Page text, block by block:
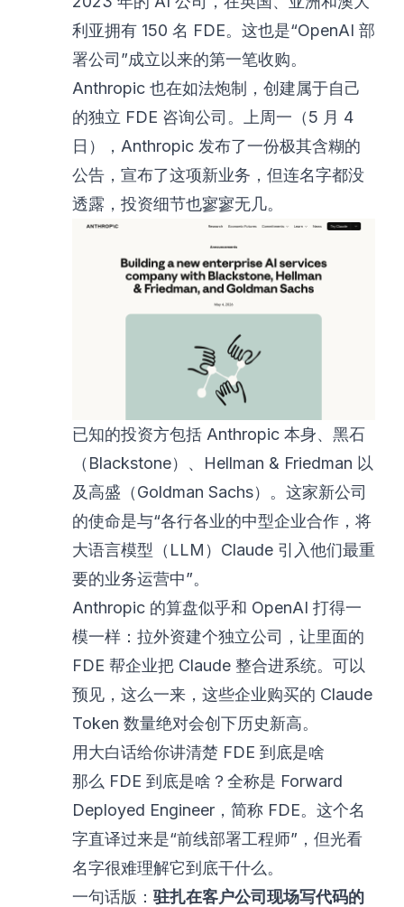
利亚拥有 150 名 FDE。这也是“OpenAI 部
署公司”成立以来的第一笔收购。
Anthropic 也在如法炮制，创建属于自己
的独立 FDE 咨询公司。上周一（5 月 4
日），Anthropic 发布了一份极其含糊的
公告 ，宣布了这项新业务，但连名字都没
透露，投资细节也寥寥无几。
已知的投资方包括 Anthropic 本身、黑石
（Blackstone）、Hellman & Friedman 以
及高盛（Goldman Sachs）。这家新公司
的使命是与“各行各业的中型企业合作，将
大语言模型（LLM）Claude 引入他们最重
要的业务运营中”。
Anthropic 的算盘似乎和 OpenAI 打得一
模一样：拉外资建个独立公司，让里面的
FDE 帮企业把 Claude 整合进系统。可以
预见，这么一来，这些企业购买的 Claude
Token 数量绝对会创下历史新高。
用大白话给你讲清楚 FDE 到底是啥
那么 FDE 到底是啥？全称是 Forward
Deployed Engineer，简称 FDE。这个名
字直译过来是“前线部署工程师”，但光看
名字很难理解它到底干什么。
一句话版： 驻扎在客户公司现场写代码的